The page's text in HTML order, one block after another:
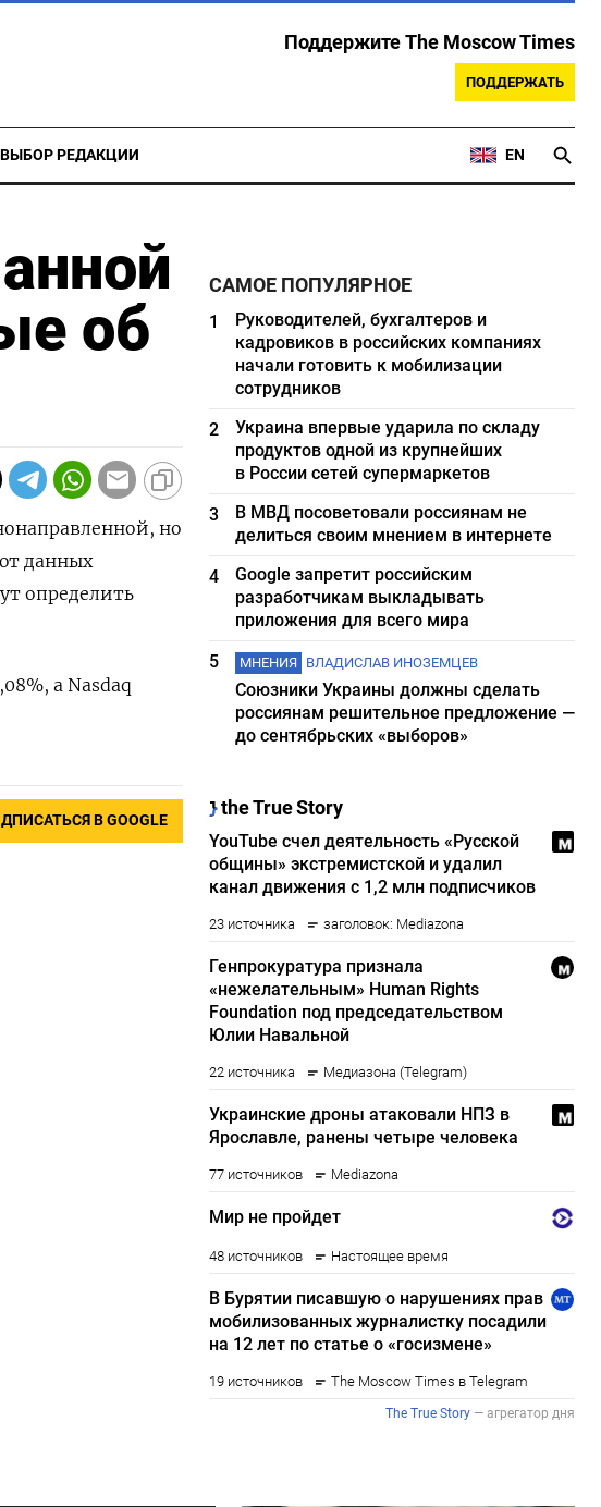
Поддержите The Moscow Times
ПОДДЕРЖАТЬ
ВЫБОР РЕДАКЦИИ EN
об
но
данных
определить
а Nasdaq
В GOOGLE
САМОЕ ПОПУЛЯРНОЕ
1
Руководителей, бухгалтеров и
кадровиков в российских компаниях
начали готовить к мобилизации
сотрудников
2
Украина впервые ударила по складу
продуктов одной из крупнейших
в России сетей супермаркетов
3
В МВД посоветовали россиянам не
делиться своим мнением в интернете
4
Google запретит российским
разработчикам выкладывать
приложения для всего мира
5
МНЕНИЯ ВЛАДИСЛАВ ИНОЗЕМЦЕВ
Союзники Украины должны сделать
россиянам решительное предложение —
до сентябрьских «выборов»